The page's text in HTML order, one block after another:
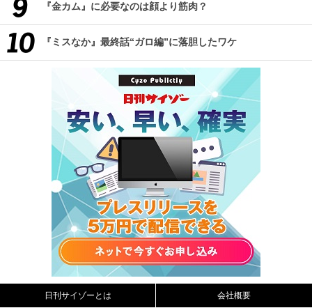
『金カム』に必要なのは顔より筋肉？
『ミスなか』最終話“ガロ編”に落胆したワケ
日刊サイゾーとは 会社概要